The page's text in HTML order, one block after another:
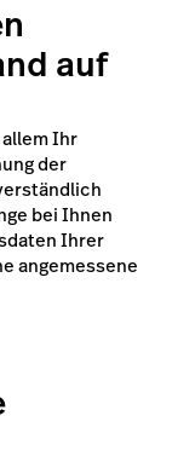
auf
Ihr
der
bei Ihnen
Ihrer
angemessene